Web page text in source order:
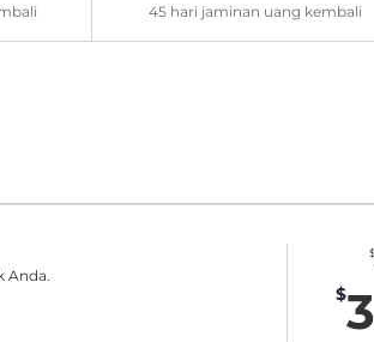
45 hari jaminan uang kembali
Anda.
$
$